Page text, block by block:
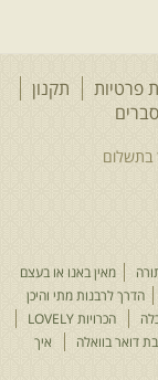
פרטיות
תקנון
מאין באנו או בעצם
הדרך לרבנות מתי והיכן
הכרויות LOVELY
דואר בוואלה
איך